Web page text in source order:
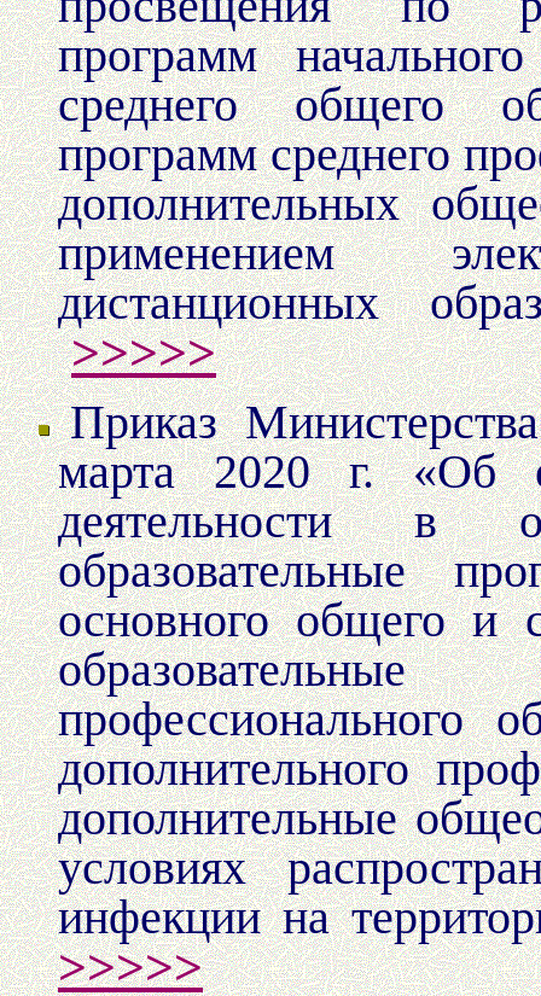
программ
среднего общего
программ среднего
дополнительных
применением
дистанционных
>>>>>
Приказ
марта 2020 г. «Об
деятельности в
образовательные
основного общего и
профессионального
дополнительного
дополнительные
условиях
инфекции на
>>>>>